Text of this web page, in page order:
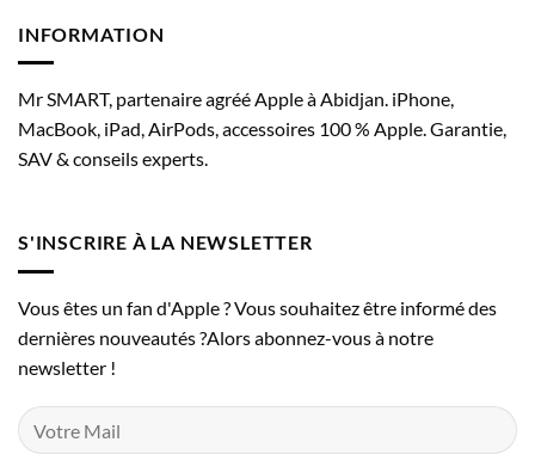
iPhone 7
iPhone 6s
iPhone 6s Plus
iPhone 6 Plus
iPhone 5s
iPhone 5c
iPhone 5
Modèles d’iPad
INFORMATION
Mr SMART, partenaire agréé Apple à Abidjan. iPhone,
MacBook, iPad, AirPods, accessoires 100 % Apple. Garantie,
SAV & conseils experts.
S'INSCRIRE À LA NEWSLETTER
Vous êtes un fan d'Apple ? Vous souhaitez être informé des
dernières nouveautés ?Alors abonnez-vous à notre
newsletter !